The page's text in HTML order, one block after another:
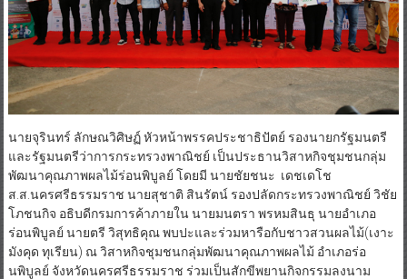
นายจุรินทร์ ลักษณวิศิษฏ์ หัวหน้าพรรคประชาธิปัตย์ รองนายกรัฐมนตรี
และรัฐมนตรีว่าการกระทรวงพาณิชย์ เป็นประธานวิสาหกิจชุมชนกลุ่ม
พัฒนาคุณภาพผลไม้ร่อนพิบูลย์ โดยมี นายชัยชนะ เดชเดโช
ส.ส.นครศรีธรรมราช นายสุชาติ สินรัตน์ รองปลัดกระทรวงพาณิชย์ วิชัย
โภชนกิจ อธิบดีกรมการค้าภายใน นายมนตรา พรหมสินธุ นายอำเภอ
ร่อนพิบูลย์ นายตรี วิสุทธิคุณ พบปะและร่วมหารือกับชาวสวนผลไม้(เงาะ
มังคุด ทุเรียน) ณ วิสาหกิจชุมชนกลุ่มพัฒนาคุณภาพผลไม้ อําเภอร่อ
นพิบูลย์ จังหวัดนครศรีธรรมราช ร่วมเป็นสักขีพยานกิจกรรมลงนาม
MOU การเชื่อมโยงตลาดออนไลน์ และออฟไลน์ กับกลุ่มเกษตรกรผู้ปลูก
ผลไม้อำเภอร่อนพิบูลย์ กับแพลตฟอร์มออนไลน์ Shopee Lazada JJMall